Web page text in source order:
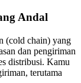
Andal
(cold chain) yang
dan pengiriman
distribusi. Kamu
terutama